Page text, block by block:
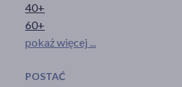
40+
60+
pokaż więcej ...
POSTAĆ